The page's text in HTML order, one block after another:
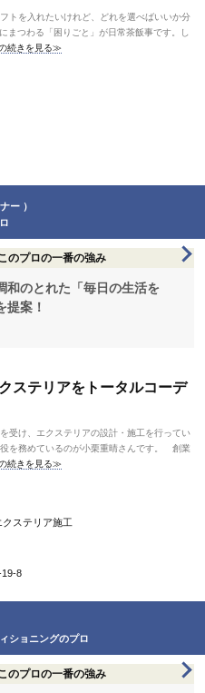
トを入れたいけれど、どれを選べばいいか分
つわる「困りごと」が日常茶飯事です。し
続きを見る≫
ー ）
のプロの一番の強み
和のとれた「毎日の生活を
提案！
ステリアをトータルコーデ
受け、エクステリアの設計・施工を行ってい
を務めているのが小栗重晴さんです。 創業
続きを見る≫
ステリア施工
19-8
ショニングのプロ
のプロの一番の強み